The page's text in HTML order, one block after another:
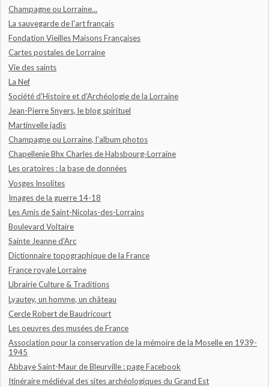
Champagne ou Lorraine...
La sauvegarde de l'art français
Fondation Vieilles Maisons Françaises
Cartes postales de Lorraine
Vie des saints
La Nef
Société d'Histoire et d'Archéologie de la Lorraine
Jean-Pierre Snyers, le blog spirituel
Martinvelle jadis
Champagne ou Lorraine, l'album photos
Chapellenie Bhx Charles de Habsbourg-Lorraine
Les oratoires : la base de données
Vosges Insolites
Images de la guerre 14-18
Les Amis de Saint-Nicolas-des-Lorrains
Boulevard Voltaire
Sainte Jeanne d'Arc
Dictionnaire topographique de la France
France royale Lorraine
Librairie Culture & Traditions
Lyautey, un homme, un château
Cercle Robert de Baudricourt
Les oeuvres des musées de France
Association pour la conservation de la mémoire de la Moselle en 1939-
1945
Abbaye Saint-Maur de Bleurville : page Facebook
Itinéraire médiéval des sites archéologiques du Grand Est